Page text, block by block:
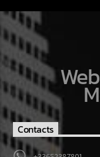
Contacts